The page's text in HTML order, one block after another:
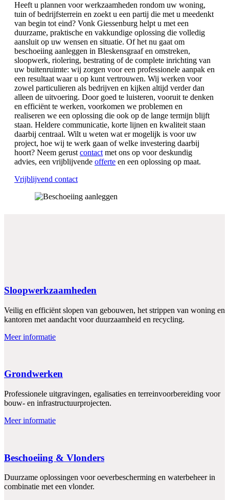
Heeft u plannen voor werkzaamheden rondom uw woning,
tuin of bedrijfsterrein en zoekt u een partij die met u meedenkt
van begin tot eind? Vonk Giessenburg helpt u met een
duurzame, praktische en vakkundige oplossing die volledig
aansluit op uw wensen en situatie. Of het nu gaat om
beschoeiing aanleggen in Bleskensgraaf en omstreken,
sloopwerk, riolering, bestrating of de complete inrichting van
uw buitenruimte: wij zorgen voor een professionele aanpak en
een resultaat waar u op kunt vertrouwen. Wij werken voor
zowel particulieren als bedrijven en kijken altijd verder dan
alleen de uitvoering. Door goed te luisteren, vooruit te denken
en efficiënt te werken, voorkomen we problemen en
realiseren we een oplossing die ook op de lange termijn blijft
staan. Heldere communicatie, korte lijnen en kwaliteit staan
daarbij centraal. Wilt u weten wat er mogelijk is voor uw
project, hoe wij te werk gaan of welke investering daarbij
hoort? Neem gerust contact met ons op voor deskundig
advies, een vrijblijvende offerte en een oplossing op maat.
Vrijblijvend contact
Sloopwerkzaamheden
Veilig en efficiënt slopen van gebouwen, het strippen van woning en
kantoren met aandacht voor duurzaamheid en recycling.
Meer informatie
Grondwerken
Professionele uitgravingen, egalisaties en terreinvoorbereiding voor
bouw- en infrastructuurprojecten.
Meer informatie
Beschoeiing & Vlonders
Duurzame oplossingen voor oeverbescherming en waterbeheer in
combinatie met een vlonder.